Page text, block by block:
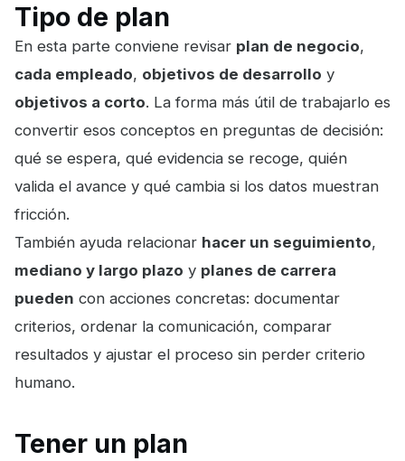
Tipo de plan
En esta parte conviene revisar plan de negocio,
cada empleado, objetivos de desarrollo y
objetivos a corto. La forma más útil de trabajarlo es
convertir esos conceptos en preguntas de decisión:
qué se espera, qué evidencia se recoge, quién
valida el avance y qué cambia si los datos muestran
fricción.
También ayuda relacionar hacer un seguimiento,
mediano y largo plazo y planes de carrera
pueden con acciones concretas: documentar
criterios, ordenar la comunicación, comparar
resultados y ajustar el proceso sin perder criterio
humano.
Tener un plan